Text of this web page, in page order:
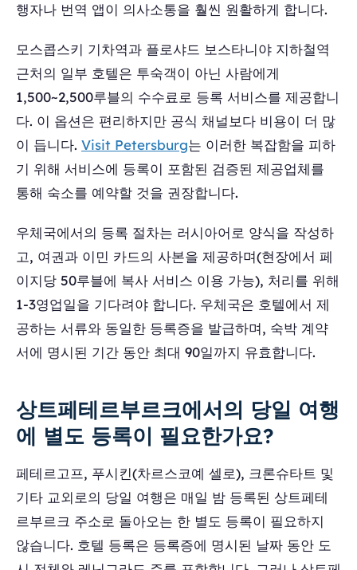
행자나 번역 앱이 의사소통을 훨씬 원활하게 합니다.
모스콥스키 기차역과 플로샤드 보스타니야 지하철역
근처의 일부 호텔은 투숙객이 아닌 사람에게
1,500~2,500루블의 수수료로 등록 서비스를 제공합니
다. 이 옵션은 편리하지만 공식 채널보다 비용이 더 많
이 듭니다. Visit Petersburg는 이러한 복잡함을 피하
기 위해 서비스에 등록이 포함된 검증된 제공업체를
통해 숙소를 예약할 것을 권장합니다.
우체국에서의 등록 절차는 러시아어로 양식을 작성하
고, 여권과 이민 카드의 사본을 제공하며(현장에서 페
이지당 50루블에 복사 서비스 이용 가능), 처리를 위해
1-3영업일을 기다려야 합니다. 우체국은 호텔에서 제
공하는 서류와 동일한 등록증을 발급하며, 숙박 계약
서에 명시된 기간 동안 최대 90일까지 유효합니다.
상트페테르부르크에서의 당일 여행
에 별도 등록이 필요한가요?
페테르고프, 푸시킨(차르스코예 셀로), 크론슈타트 및
기타 교외로의 당일 여행은 매일 밤 등록된 상트페테
르부르크 주소로 돌아오는 한 별도 등록이 필요하지
않습니다. 호텔 등록은 등록증에 명시된 날짜 동안 도